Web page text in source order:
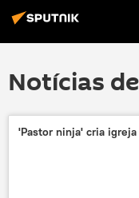
Notícias
'Pastor ninja' cria igreja